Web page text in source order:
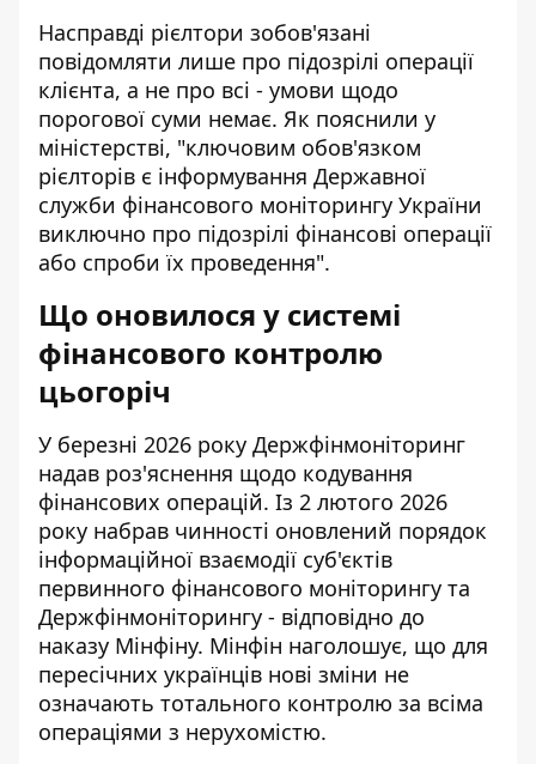
Насправді рієлтори зобов'язані
повідомляти лише про підозрілі операції
клієнта, а не про всі - умови щодо
порогової суми немає. Як пояснили у
міністерстві, "ключовим обов'язком
рієлторів є інформування Державної
служби фінансового моніторингу України
виключно про підозрілі фінансові операції
або спроби їх проведення".
Що оновилося у системі
фінансового контролю
цьогоріч
У березні 2026 року Держфінмоніторинг
надав роз'яснення щодо кодування
фінансових операцій. Із 2 лютого 2026
року набрав чинності оновлений порядок
інформаційної взаємодії суб'єктів
первинного фінансового моніторингу та
Держфінмоніторингу - відповідно до
наказу Мінфіну. Мінфін наголошує, що для
пересічних українців нові зміни не
означають тотального контролю за всіма
операціями з нерухомістю.